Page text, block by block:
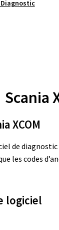
Scania
XCOM
de
les codes
logiciel